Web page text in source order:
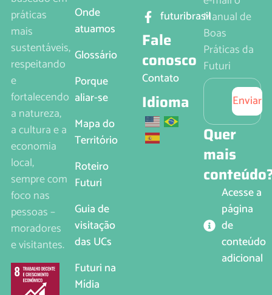
práticas
mais
sustentáveis,
respeitando
e
fortalecendo
a natureza,
a cultura e a
economia
local,
sempre com
foco nas
pessoas –
moradores
e visitantes.
Onde
atuamos
Glossário
Porque
aliar-se
Mapa do
Território
Roteiro
Futuri
Guia de
visitação
das UCs
Futuri na
Mídia
futuribrasil
Fale
conosco
Contato
Idioma
Manual de
Boas
Práticas da
Futuri
Enviar
Quer
mais
Acesse a
página
de
conteúdo
adicional